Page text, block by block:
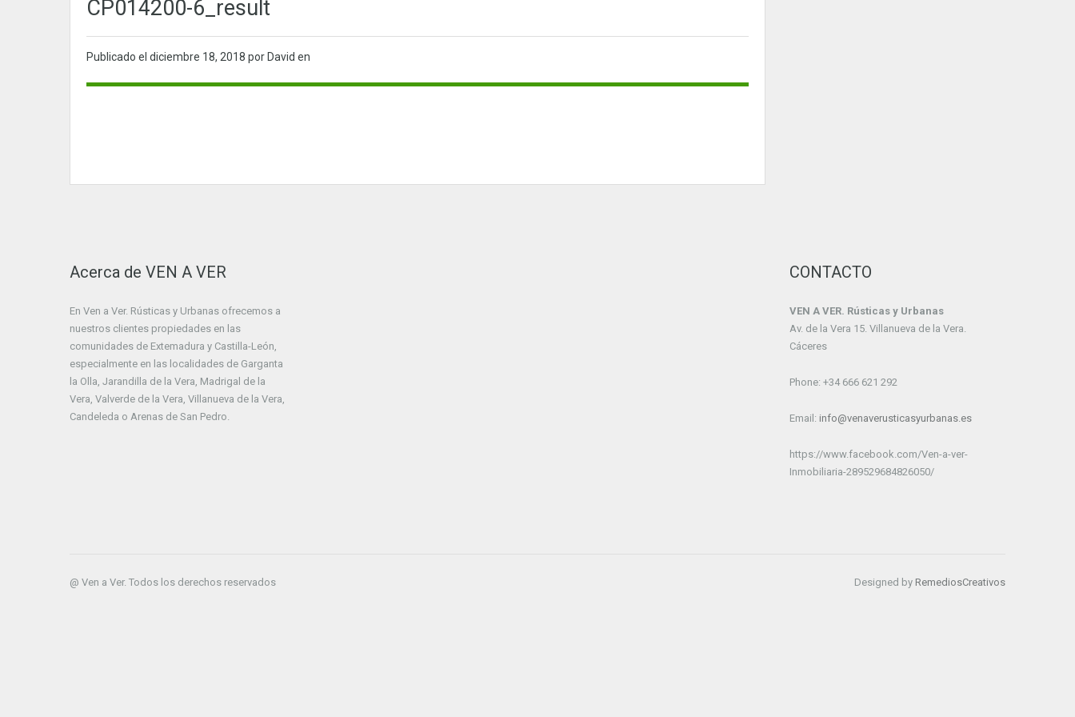
CP014200-6_result
Publicado el diciembre 18, 2018 por David en
Acerca de VEN A VER
En Ven a Ver. Rústicas y Urbanas ofrecemos a
nuestros clientes propiedades en las
comunidades de Extemadura y Castilla-León,
especialmente en las localidades de Garganta
la Olla, Jarandilla de la Vera, Madrigal de la
Vera, Valverde de la Vera, Villanueva de la Vera,
Candeleda o Arenas de San Pedro.
CONTACTO
VEN A VER. Rústicas y Urbanas
Av. de la Vera 15. Villanueva de la Vera.
Cáceres
Phone: +34 666 621 292
Email: info@venaverusticasyurbanas.es
https://www.facebook.com/Ven-a-ver-
Inmobiliaria-289529684826050/
@ Ven a Ver. Todos los derechos reservados Designed by RemediosCreativos